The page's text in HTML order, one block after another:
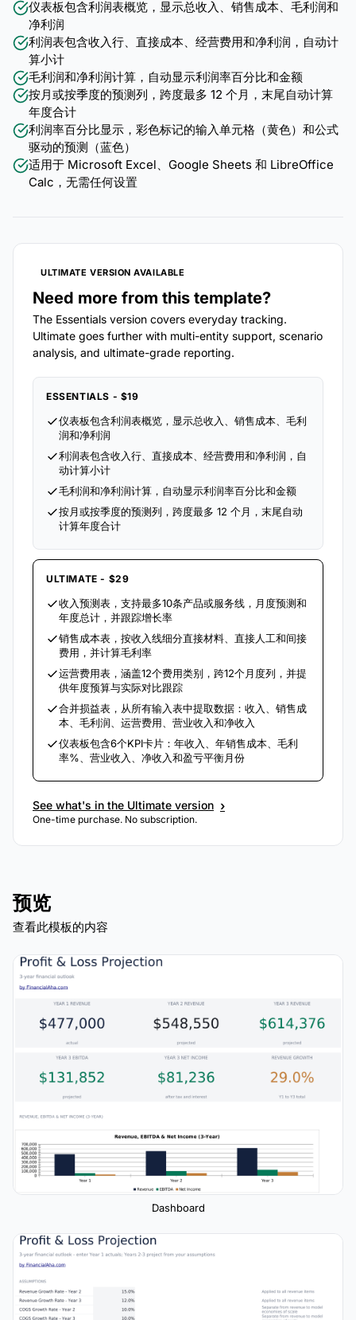
仪表板包含利润表概览，显示总收入、销售成本、毛利润和
净利润
利润表包含收入行、直接成本、经营费用和净利润，自动计
算小计
毛利润和净利润计算，自动显示利润率百分比和金额
按月或按季度的预测列，跨度最多 12 个月，末尾自动计算
年度合计
利润率百分比显示，彩色标记的输入单元格（黄色）和公式
驱动的预测（蓝色）
适用于 Microsoft Excel、Google Sheets 和 LibreOffice
Calc，无需任何设置
ULTIMATE VERSION AVAILABLE
Need more from this template?
The Essentials version covers everyday tracking.
Ultimate goes further with multi-entity support, scenario
analysis, and ultimate-grade reporting.
ESSENTIALS - $19
仪表板包含利润表概览，显示总收入、销售成本、毛利
润和净利润
利润表包含收入行、直接成本、经营费用和净利润，自
动计算小计
毛利润和净利润计算，自动显示利润率百分比和金额
按月或按季度的预测列，跨度最多 12 个月，末尾自动
计算年度合计
ULTIMATE - $29
收入预测表，支持最多10条产品或服务线，月度预测和
年度总计，并跟踪增长率
销售成本表，按收入线细分直接材料、直接人工和间接
费用，并计算毛利率
运营费用表，涵盖12个费用类别，跨12个月度列，并提
供年度预算与实际对比跟踪
合并损益表，从所有输入表中提取数据：收入、销售成
本、毛利润、运营费用、营业收入和净收入
仪表板包含6个KPI卡片：年收入、年销售成本、毛利
率%、营业收入、净收入和盈亏平衡月份
See what's in the Ultimate version ›
One-time purchase. No subscription.
预览
查看此模板的内容
Dashboard